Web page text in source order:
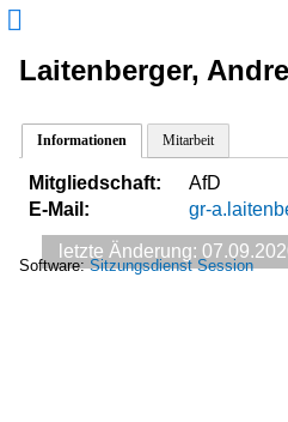
Laitenberger,
Informationen Mitarbeit
Mitgliedschaft:
AfD
E-Mail:
gr-
letzte Änderung:
Software:Sitzungsdienst Session